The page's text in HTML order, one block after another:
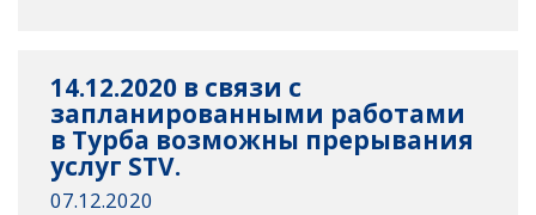
14.12.2020 в связи с
запланированными работами
в Турба возможны прерывания
услуг STV.
07.12.2020